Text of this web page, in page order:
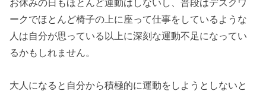
お休みの日もほとんど運動はしないし、普段はデスクワ
ークでほとんど椅子の上に座って仕事をしているような
人は自分が思っている以上に深刻な運動不足になってい
るかもしれません。
大人になると自分から積極的に運動をしようとしないと